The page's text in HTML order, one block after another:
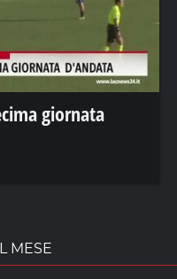
giornata
MESE